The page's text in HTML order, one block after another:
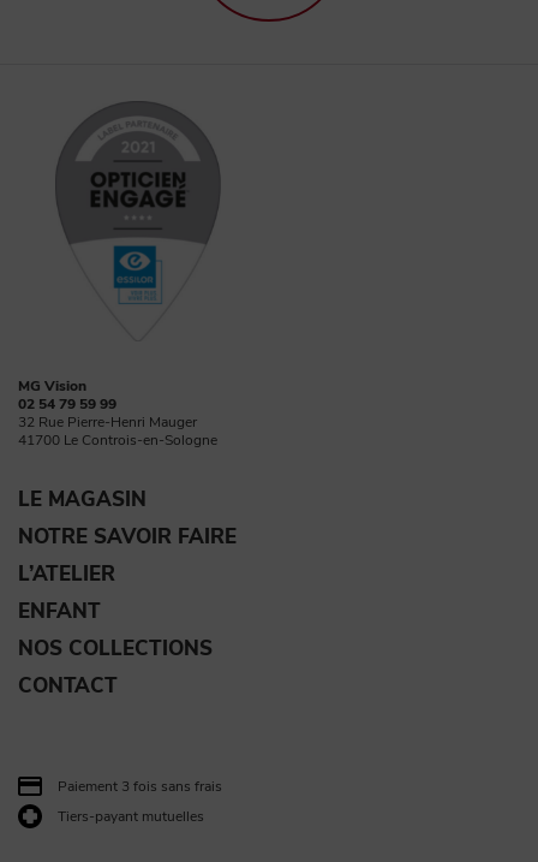
MG Vision
02 54 79 59 99
32 Rue Pierre-Henri Mauger
41700 Le Controis-en-Sologne
LE MAGASIN
NOTRE SAVOIR FAIRE
L’ATELIER
ENFANT
NOS COLLECTIONS
CONTACT
Paiement 3 fois sans frais
Tiers-payant mutuelles